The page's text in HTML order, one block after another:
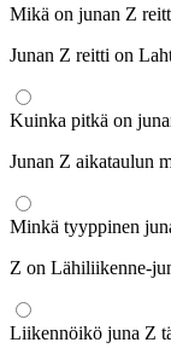
Mikä on junan Z
Junan Z reitti on
Kuinka pitkä on
Junan Z aikataulun
Minkä tyyppinen
Z on Lähiliikenne-
Liikennöikö juna Z